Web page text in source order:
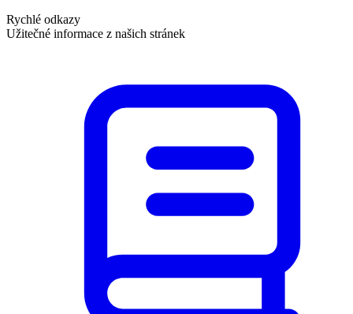
Rychlé odkazy
Užitečné informace z našich stránek